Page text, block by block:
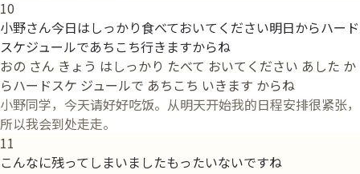
10
小野さん今日はしっかり食べておいてください明日からハード
スケジュールであちこち行きますからね
おの さん きょう はしっかり たべて おいてください あした か
らハードスケ ジュールで あちこち いきます からね
小野同学，今天请好好吃饭。从明天开始我的日程安排很紧张，
所以我会到处走走。
11
こんなに残ってしまいましたもったいないですね